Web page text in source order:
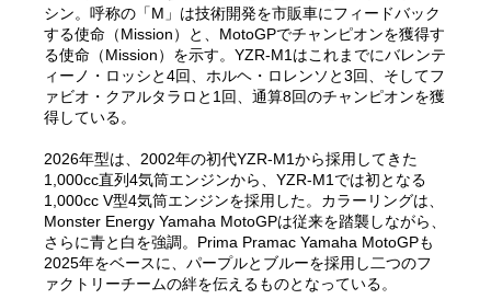
シン。呼称の「M」は技術開発を市販車にフィードバック
する使命（Mission）と、MotoGPでチャンピオンを獲得す
る使命（Mission）を示す。YZR-M1はこれまでにバレンテ
ィーノ・ロッシと4回、ホルヘ・ロレンソと3回、そしてフ
ァビオ・クアルタラロと1回、通算8回のチャンピオンを獲
得している。
2026年型は、2002年の初代YZR-M1から採用してきた
1,000cc直列4気筒エンジンから、YZR-M1では初となる
1,000cc V型4気筒エンジンを採用した。カラーリングは、
Monster Energy Yamaha MotoGPは従来を踏襲しながら、
さらに青と白を強調。Prima Pramac Yamaha MotoGPも
2025年をベースに、パープルとブルーを採用し二つのフ
ァクトリーチームの絆を伝えるものとなっている。